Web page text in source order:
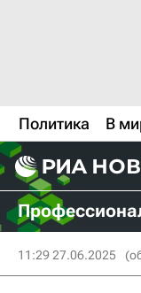
Политика В
11:29 27.06.2025